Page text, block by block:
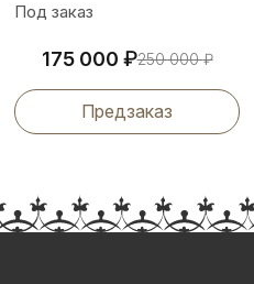
Под заказ
175 000 ₽250 000₽
Предзаказ